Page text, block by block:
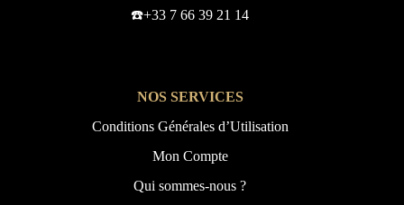
☎️+33 7 66 39 21 14
NOS SERVICES
Conditions Générales d’Utilisation
Mon Compte
Qui sommes-nous ?